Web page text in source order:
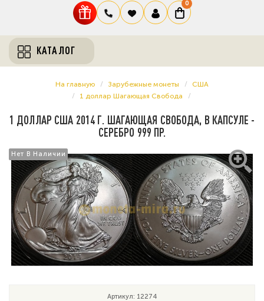
0
КАТАЛОГ
На главную Зарубежные монеты
США
1 доллар Шагающая Свобода
1 ДОЛЛАР США 2014 Г. ШАГАЮЩАЯ СВОБОДА, В КАПСУЛЕ -
СЕРЕБРО 999 ПР.
Нет В Наличии
Нет В Наличии
Артикул: 12274